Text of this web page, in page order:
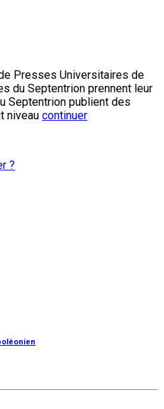
Presses Universitaires de
du Septentrion prennent leur
Septentrion publient des
niveau continuer
?